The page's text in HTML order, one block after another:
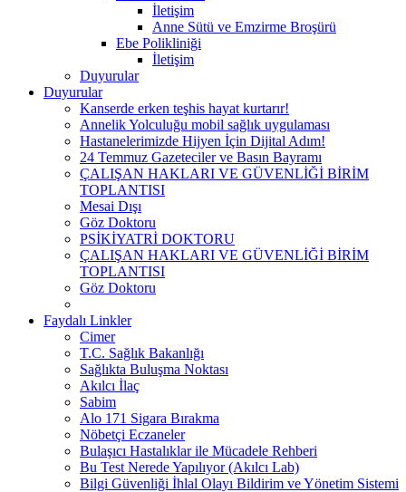
İletişim
Anne Sütü ve Emzirme Broşürü
Ebe Polikliniği
İletişim
Duyurular
Duyurular
Kanserde erken teşhis hayat kurtarır!
Annelik Yolculuğu mobil sağlık uygulaması
Hastanelerimizde Hijyen İçin Dijital Adım!
24 Temmuz Gazeteciler ve Basın Bayramı
ÇALIŞAN HAKLARI VE GÜVENLİĞİ BİRİM
TOPLANTISI
Mesai Dışı
Göz Doktoru
PSİKİYATRİ DOKTORU
ÇALIŞAN HAKLARI VE GÜVENLİĞİ BİRİM
TOPLANTISI
Göz Doktoru
Faydalı Linkler
Cimer
T.C. Sağlık Bakanlığı
Sağlıkta Buluşma Noktası
Akılcı İlaç
Sabim
Alo 171 Sigara Bırakma
Nöbetçi Eczaneler
Bulaşıcı Hastalıklar ile Mücadele Rehberi
Bu Test Nerede Yapılıyor (Akılcı Lab)
Bilgi Güvenliği İhlal Olayı Bildirim ve Yönetim Sistemi